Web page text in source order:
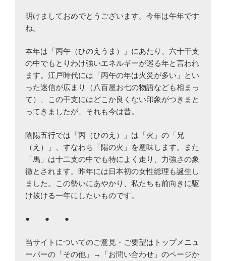
明けましておめでとうございます。今年は午年です
ね。
本年は「丙午（ひのえうま）」にあたり、六十干支
の中でもとりわけ強いエネルギーが巡る年と言われ
ます。江戸時代には「丙午の年は火災が多い」とい
った迷信が広まり（八百屋お七の物語なども相まっ
て）、この干支にはどこか良くない印象がつきまと
ってきましたが、それも今は昔。
陰陽五行では「丙（ひのえ）」は「火」の「兄
（え）」、すなわち「陽の火」を意味します。また
「馬」は十二支の中でも特によく走り、力強さの象
徴とされます。昨年には日本初の女性総理も誕生し
ました。この勢いにあやかり、私たちも前向きに駆
け抜ける一年にしたいものです。
● ● ●
当サイトについてのご意見・ご要望はトップメニュ
ーバーの「その他」→「お問い合わせ」のページか